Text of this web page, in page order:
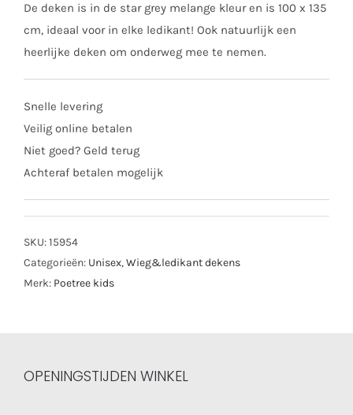
De deken is in de star grey melange kleur en is 100 x 135
cm, ideaal voor in elke ledikant! Ook natuurlijk een
heerlijke deken om onderweg mee te nemen.
Snelle levering
Veilig online betalen
Niet goed? Geld terug
Achteraf betalen mogelijk
SKU:15954
Categorieën: Unisex,Wieg&ledikant dekens
Merk: Poetree kids
OPENINGSTIJDEN WINKEL